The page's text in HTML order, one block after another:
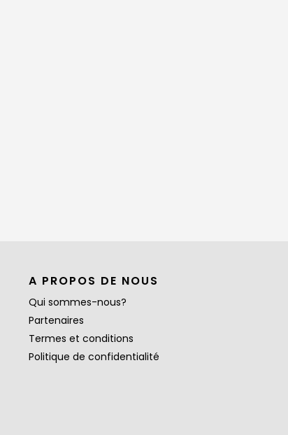
A PROPOS DE NOUS
Qui sommes-nous?
Partenaires
Termes et conditions
Politique de confidentialité